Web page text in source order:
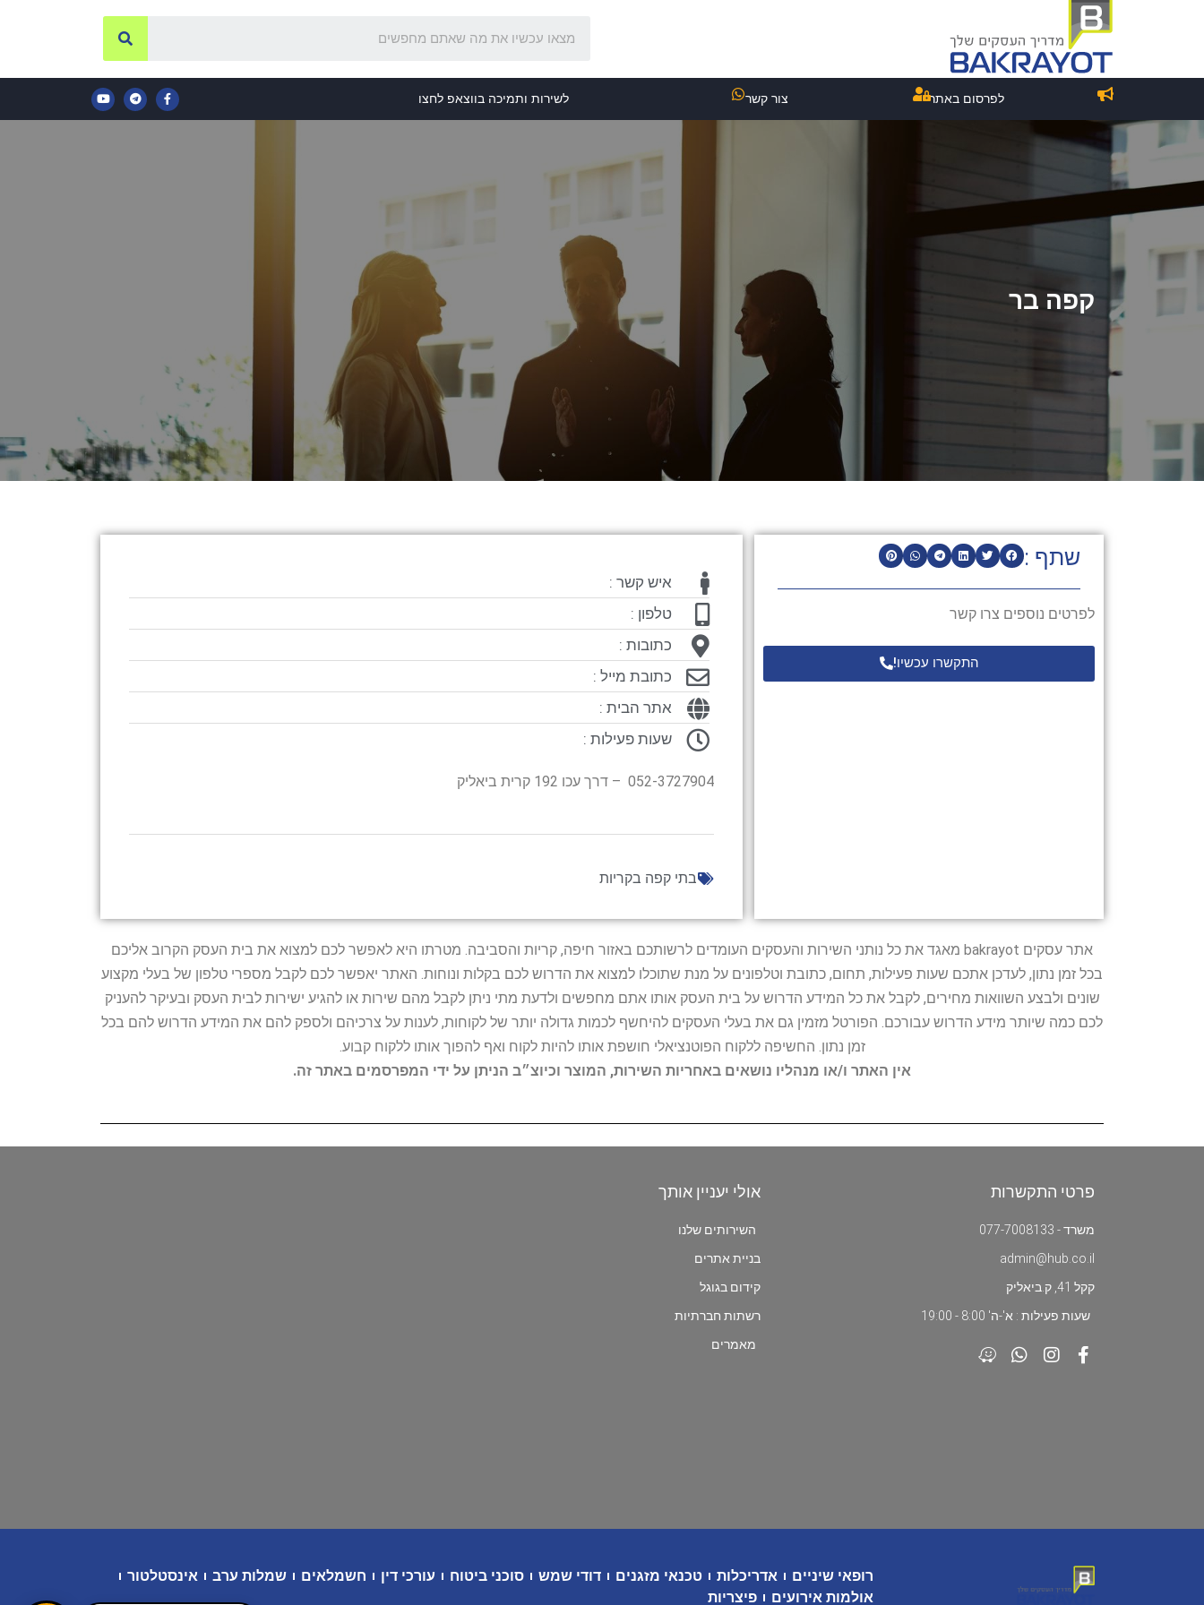
לפרסום באתר צור קשר לשירות ותמיכה בווצאפ לחצו
קפה בר
שתף :
לפרטים נוספים צרו קשר
התקשרו עכשיו!
איש קשר :
טלפון :
כתובות :
כתובת מייל :
אתר הבית :
שעות פעילות :
052-3727904 – דרך עכו 192 קרית ביאליק
בתי קפה בקריות
אתר עסקים bakrayot מאגד את כל נותני השירות והעסקים העומדים לרשותכם באזור חיפה, קריות והסביבה. מטרתו היא לאפשר לכם למצוא את בית העסק הקרוב אליכם
בכל זמן נתון, לעדכן אתכם שעות פעילות, תחום, כתובת וטלפונים על מנת שתוכלו למצוא את הדרוש לכם בקלות ונוחות. האתר יאפשר לכם לקבל מספרי טלפון של בעלי מקצוע
שונים ולבצע השוואות מחירים, לקבל את כל המידע הדרוש על בית העסק אותו אתם מחפשים ולדעת מתי ניתן לקבל מהם שירות או להגיע ישירות לבית העסק ובעיקר להעניק
לכם כמה שיותר מידע הדרוש עבורכם. הפורטל מזמין גם את בעלי העסקים להיחשף לכמות גדולה יותר של לקוחות, לענות על צרכיהם ולספק להם את המידע הדרוש להם בכל
זמן נתון. החשיפה ללקוח הפוטנציאלי חושפת אותו להיות לקוח ואף להפוך אותו ללקוח קבוע.
אין האתר ו/או מנהליו נושאים באחריות השירות, המוצר וכיוצ״ב הניתן על ידי המפרסמים באתר זה.
פרטי התקשרות
משרד - 077-7008133
admin@hub.co.il
קקל 41, ק.ביאליק
שעות פעילות : א'-ה' 8:00 - 19:00
אולי יעניין אותך
השירותים שלנו
בניית אתרים
קידום בגוגל
רשתות חברתיות
מאמרים
רופאי שיניים אדריכלות טכנאי מזגנים דודי שמש סוכני ביטוח עורכי דין חשמלאים שמלות ערב
אינסטלטור
אולמות אירועים
פיצריות